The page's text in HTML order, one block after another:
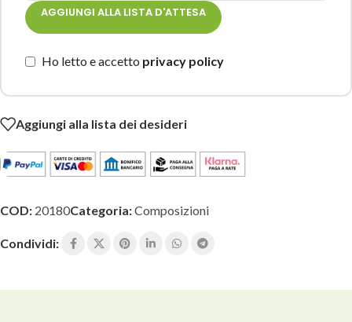
AGGIUNGI ALLA LISTA D'ATTESA
Ho letto e accetto privacy policy
Aggiungi alla lista dei desideri
COD: 20180Categoria:Composizioni
Condividi: